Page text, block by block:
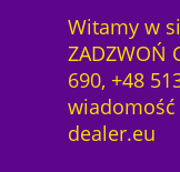
Witamy w
ZADZWOŃ
690, +48
dealer.eu